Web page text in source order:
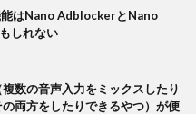
はNano AdblockerとNano
しれない
数の音声入力をミックスしたり
両方をしたりできるやつ）が便